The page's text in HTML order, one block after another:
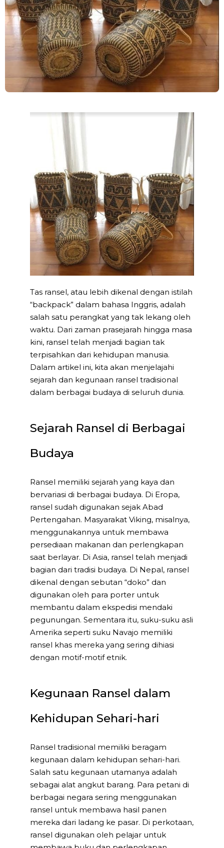
Tas ransel, atau lebih dikenal dengan istilah
“backpack” dalam bahasa Inggris, adalah
salah satu perangkat yang tak lekang oleh
waktu. Dari zaman prasejarah hingga masa
kini, ransel telah menjadi bagian tak
terpisahkan dari kehidupan manusia.
Dalam artikel ini, kita akan menjelajahi
sejarah dan kegunaan ransel tradisional
dalam berbagai budaya di seluruh dunia.
Sejarah Ransel di Berbagai
Budaya
Ransel memiliki sejarah yang kaya dan
bervariasi di berbagai budaya. Di Eropa,
ransel sudah digunakan sejak Abad
Pertengahan. Masyarakat Viking, misalnya,
menggunakannya untuk membawa
persediaan makanan dan perlengkapan
saat berlayar. Di Asia, ransel telah menjadi
bagian dari tradisi budaya. Di Nepal, ransel
dikenal dengan sebutan “doko” dan
digunakan oleh para porter untuk
membantu dalam ekspedisi mendaki
pegunungan. Sementara itu, suku-suku asli
Amerika seperti suku Navajo memiliki
ransel khas mereka yang sering dihiasi
dengan motif-motif etnik.
Kegunaan Ransel dalam
Kehidupan Sehari-hari
Ransel tradisional memiliki beragam
kegunaan dalam kehidupan sehari-hari.
Salah satu kegunaan utamanya adalah
sebagai alat angkut barang. Para petani di
berbagai negara sering menggunakan
ransel untuk membawa hasil panen
mereka dari ladang ke pasar. Di perkotaan,
ransel digunakan oleh pelajar untuk